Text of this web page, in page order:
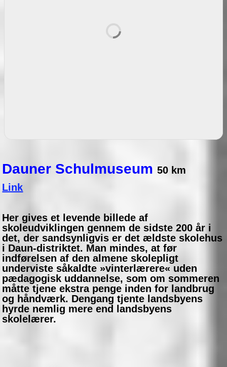
Dauner Schulmuseum50 km
Link
Her gives et levende billede af
skoleudviklingen gennem de sidste 200 år i
det, der sandsynligvis er det ældste skolehus
i Daun-distriktet. Man mindes, at før
indførelsen af den almene skolepligt
underviste såkaldte »vinterlærere« uden
pædagogisk uddannelse, som om sommeren
måtte tjene ekstra penge inden for landbrug
og håndværk. Dengang tjente landsbyens
hyrde nemlig mere end landsbyens
skolelærer.